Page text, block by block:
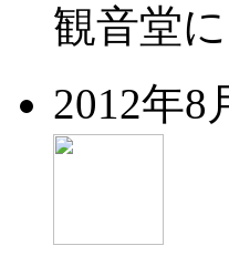
観音堂
2012年8